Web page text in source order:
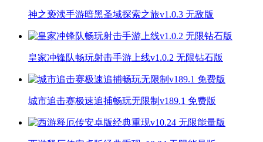
神之亵渎手游暗黑圣域探索之旅v1.0.3 无敌版
皇家冲锋队畅玩射击手游上线v1.0.2 无限钻石版
城市追击赛极速追捕畅玩无限制v189.1 免费版